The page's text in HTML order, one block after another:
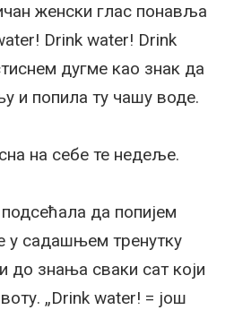
женски глас понавља
Drink water! Drink
дугме као знак да
и попила ту чашу воде.
на себе те недеље.
да попијем
у садашњем тренутку
до знања сваки сат који
„Drink water! = још